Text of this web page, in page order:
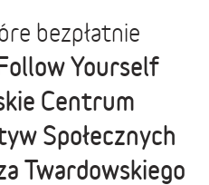
bezpłatnie
Yourself
Centrum
Społecznych
Twardowskiego